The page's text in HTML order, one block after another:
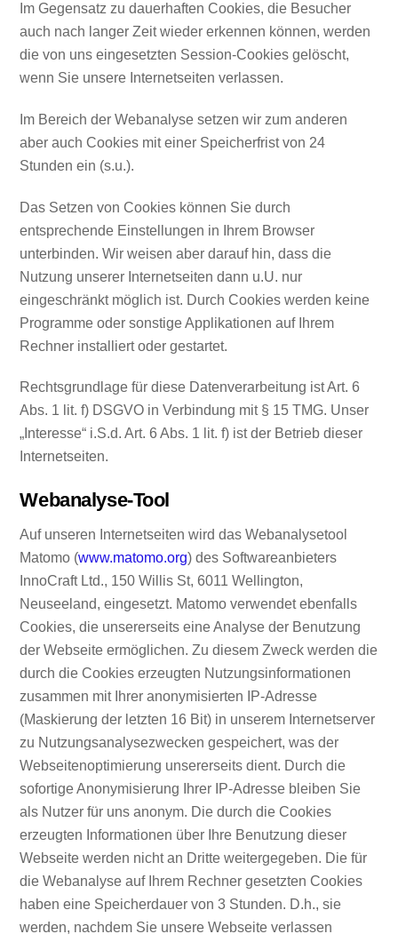
Im Gegensatz zu dauerhaften Cookies, die Besucher
auch nach langer Zeit wieder erkennen können, werden
die von uns eingesetzten Session-Cookies gelöscht,
wenn Sie unsere Internetseiten verlassen.
Im Bereich der Webanalyse setzen wir zum anderen
aber auch Cookies mit einer Speicherfrist von 24
Stunden ein (s.u.).
Das Setzen von Cookies können Sie durch
entsprechende Einstellungen in Ihrem Browser
unterbinden. Wir weisen aber darauf hin, dass die
Nutzung unserer Internetseiten dann u.U. nur
eingeschränkt möglich ist. Durch Cookies werden keine
Programme oder sonstige Applikationen auf Ihrem
Rechner installiert oder gestartet.
Rechtsgrundlage für diese Datenverarbeitung ist Art. 6
Abs. 1 lit. f) DSGVO in Verbindung mit § 15 TMG. Unser
„Interesse“ i.S.d. Art. 6 Abs. 1 lit. f) ist der Betrieb dieser
Internetseiten.
Webanalyse-Tool
Auf unseren Internetseiten wird das Webanalysetool
Matomo (www.matomo.org) des Softwareanbieters
InnoCraft Ltd., 150 Willis St, 6011 Wellington,
Neuseeland, eingesetzt. Matomo verwendet ebenfalls
Cookies, die unsererseits eine Analyse der Benutzung
der Webseite ermöglichen. Zu diesem Zweck werden die
durch die Cookies erzeugten Nutzungsinformationen
zusammen mit Ihrer anonymisierten IP-Adresse
(Maskierung der letzten 16 Bit) in unserem Internetserver
zu Nutzungsanalysezwecken gespeichert, was der
Webseitenoptimierung unsererseits dient. Durch die
sofortige Anonymisierung Ihrer IP-Adresse bleiben Sie
als Nutzer für uns anonym. Die durch die Cookies
erzeugten Informationen über Ihre Benutzung dieser
Webseite werden nicht an Dritte weitergegeben. Die für
die Webanalyse auf Ihrem Rechner gesetzten Cookies
haben eine Speicherdauer von 3 Stunden. D.h., sie
werden, nachdem Sie unsere Webseite verlassen